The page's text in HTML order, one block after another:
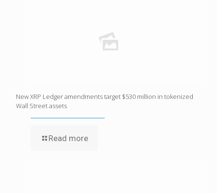
New XRP Ledger amendments target $530 million in tokenized
Wall Street assets
Read more